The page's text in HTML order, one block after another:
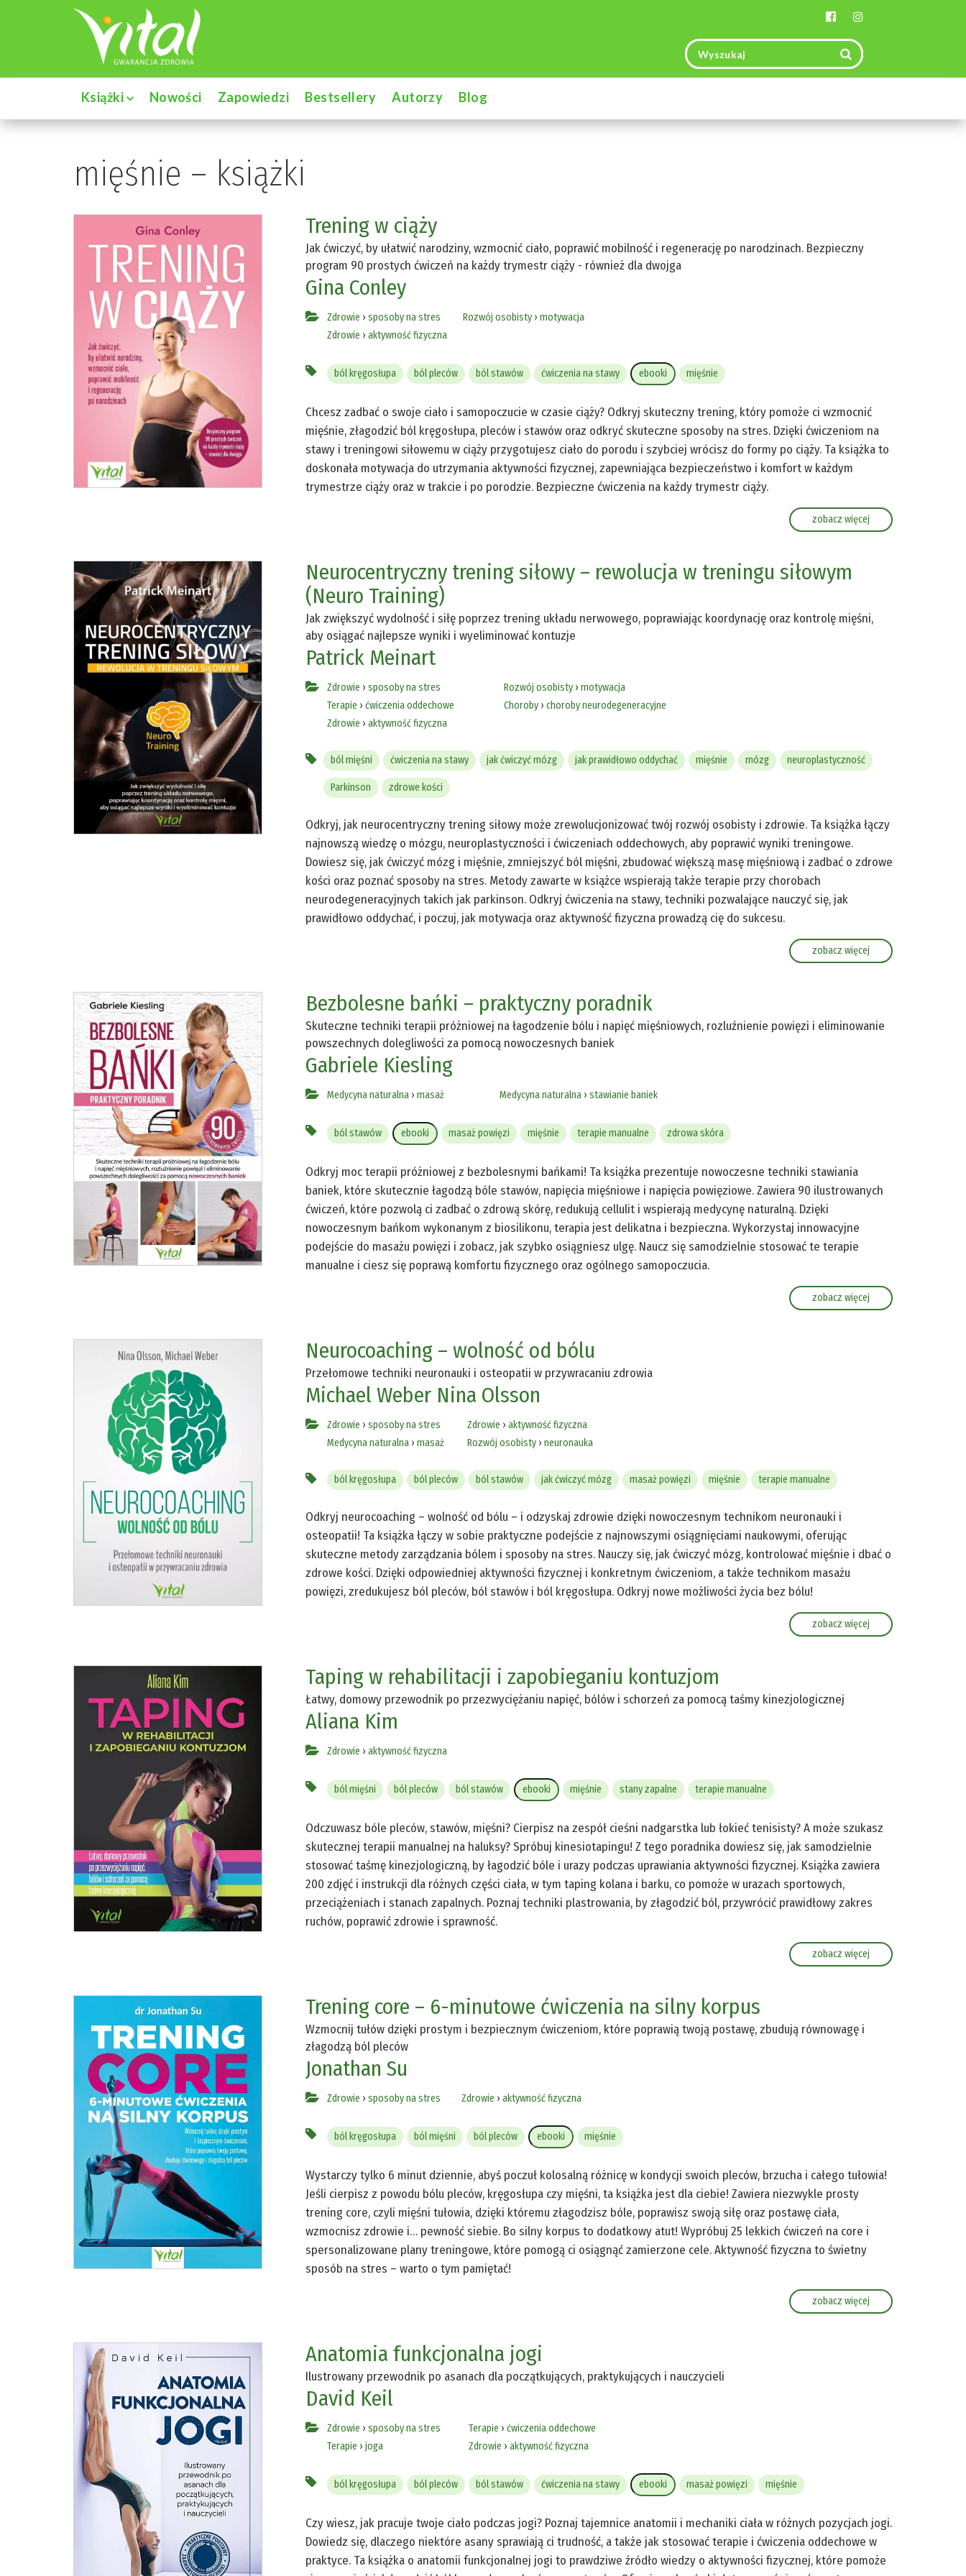
Książki Nowości Zapowiedzi Bestsellery Autorzy Blog
mięśnie – książki
Trening w ciąży
Jak ćwiczyć, by ułatwić narodziny, wzmocnić ciało, poprawić mobilność i regenerację po narodzinach. Bezpieczny
program 90 prostych ćwiczeń na każdy trymestr ciąży - również dla dwojga
Gina Conley
Zdrowie › sposoby na stres
Zdrowie › aktywność fizyczna
Rozwój osobisty› motywacja
ból kręgosłupa ból pleców ból stawów ćwiczenia na stawy ebooki mięśnie
Chcesz zadbać o swoje ciało i samopoczucie w czasie ciąży? Odkryj skuteczny trening, który pomoże ci wzmocnić
mięśnie, złagodzić ból kręgosłupa, pleców i stawów oraz odkryć skuteczne sposoby na stres. Dzięki ćwiczeniom na
stawy i treningowi siłowemu w ciąży przygotujesz ciało do porodu i szybciej wrócisz do formy po ciąży. Ta książka to
doskonała motywacja do utrzymania aktywności fizycznej, zapewniająca bezpieczeństwo i komfort w każdym
trymestrze ciąży oraz w trakcie i po porodzie. Bezpieczne ćwiczenia na każdy trymestr ciąży.
zobacz więcej
Neurocentryczny trening siłowy – rewolucja w treningu siłowym
(Neuro Training)
Jak zwiększyć wydolność i siłę poprzez trening układu nerwowego, poprawiając koordynację oraz kontrolę mięśni,
aby osiągać najlepsze wyniki i wyeliminować kontuzje
Patrick Meinart
Zdrowie › sposoby na stres
Terapie › ćwiczenia oddechowe
Zdrowie › aktywność fizyczna
Rozwój osobisty› motywacja
Choroby› choroby neurodegeneracyjne
ból mięśni ćwiczenia na stawy jak ćwiczyć mózg jak prawidłowo oddychać mięśnie mózg neuroplastyczność
Parkinson zdrowe kości
Odkryj, jak neurocentryczny trening siłowy może zrewolucjonizować twój rozwój osobisty i zdrowie. Ta książka łączy
najnowszą wiedzę o mózgu, neuroplastyczności i ćwiczeniach oddechowych, aby poprawić wyniki treningowe.
Dowiesz się, jak ćwiczyć mózg i mięśnie, zmniejszyć ból mięśni, zbudować większą masę mięśniową i zadbać o zdrowe
kości oraz poznać sposoby na stres. Metody zawarte w książce wspierają także terapie przy chorobach
neurodegeneracyjnych takich jak parkinson. Odkryj ćwiczenia na stawy, techniki pozwalające nauczyć się, jak
prawidłowo oddychać, i poczuj, jak motywacja oraz aktywność fizyczna prowadzą cię do sukcesu.
zobacz więcej
Bezbolesne bańki – praktyczny poradnik
Skuteczne techniki terapii próżniowej na łagodzenie bólu i napięć mięśniowych, rozluźnienie powięzi i eliminowanie
powszechnych dolegliwości za pomocą nowoczesnych baniek
Gabriele Kiesling
Medycyna naturalna› masaż Medycyna naturalna› stawianie baniek
ból stawów ebooki masaż powięzi mięśnie terapie manualne zdrowa skóra
Odkryj moc terapii próżniowej z bezbolesnymi bańkami! Ta książka prezentuje nowoczesne techniki stawiania
baniek, które skutecznie łagodzą bóle stawów, napięcia mięśniowe i napięcia powięziowe. Zawiera 90 ilustrowanych
ćwiczeń, które pozwolą ci zadbać o zdrową skórę, redukują cellulit i wspierają medycynę naturalną. Dzięki
nowoczesnym bańkom wykonanym z biosilikonu, terapia jest delikatna i bezpieczna. Wykorzystaj innowacyjne
podejście do masażu powięzi i zobacz, jak szybko osiągniesz ulgę. Naucz się samodzielnie stosować te terapie
manualne i ciesz się poprawą komfortu fizycznego oraz ogólnego samopoczucia.
zobacz więcej
Neurocoaching – wolność od bólu
Przełomowe techniki neuronauki i osteopatii w przywracaniu zdrowia
Michael Weber Nina Olsson
Zdrowie › sposoby na stres
Medycyna naturalna› masaż
Zdrowie › aktywność fizyczna
Rozwój osobisty› neuronauka
ból kręgosłupa ból pleców ból stawów jak ćwiczyć mózg masaż powięzi mięśnie terapie manualne
Odkryj neurocoaching – wolność od bólu – i odzyskaj zdrowie dzięki nowoczesnym technikom neuronauki i
osteopatii! Ta książka łączy w sobie praktyczne podejście z najnowszymi osiągnięciami naukowymi, oferując
skuteczne metody zarządzania bólem i sposoby na stres. Nauczy się, jak ćwiczyć mózg, kontrolować mięśnie i dbać o
zdrowe kości. Dzięki odpowiedniej aktywności fizycznej i konkretnym ćwiczeniom, a także technikom masażu
powięzi, zredukujesz ból pleców, ból stawów i ból kręgosłupa. Odkryj nowe możliwości życia bez bólu!
zobacz więcej
Taping w rehabilitacji i zapobieganiu kontuzjom
Łatwy, domowy przewodnik po przezwyciężaniu napięć, bólów i schorzeń za pomocą taśmy kinezjologicznej
Aliana Kim
Zdrowie › aktywność fizyczna
ból mięśni ból pleców ból stawów ebooki mięśnie stany zapalne terapie manualne
Odczuwasz bóle pleców, stawów, mięśni? Cierpisz na zespół cieśni nadgarstka lub łokieć tenisisty? A może szukasz
skutecznej terapii manualnej na haluksy? Spróbuj kinesiotapingu! Z tego poradnika dowiesz się, jak samodzielnie
stosować taśmę kinezjologiczną, by łagodzić bóle i urazy podczas uprawiania aktywności fizycznej. Książka zawiera
200 zdjęć i instrukcji dla różnych części ciała, w tym taping kolana i barku, co pomoże w urazach sportowych,
przeciążeniach i stanach zapalnych. Poznaj techniki plastrowania, by złagodzić ból, przywrócić prawidłowy zakres
ruchów, poprawić zdrowie i sprawność.
zobacz więcej
Trening core – 6-minutowe ćwiczenia na silny korpus
Wzmocnij tułów dzięki prostym i bezpiecznym ćwiczeniom, które poprawią twoją postawę, zbudują równowagę i
złagodzą ból pleców
Jonathan Su
Zdrowie › sposoby na stres Zdrowie › aktywność fizyczna
ból kręgosłupa ból mięśni ból pleców ebooki mięśnie
Wystarczy tylko 6 minut dziennie, abyś poczuł kolosalną różnicę w kondycji swoich pleców, brzucha i całego tułowia!
Jeśli cierpisz z powodu bólu pleców, kręgosłupa czy mięśni, ta książka jest dla ciebie! Zawiera niezwykle prosty
trening core, czyli mięśni tułowia, dzięki któremu złagodzisz bóle, poprawisz swoją siłę oraz postawę ciała,
wzmocnisz zdrowie i… pewność siebie. Bo silny korpus to dodatkowy atut! Wypróbuj 25 lekkich ćwiczeń na core i
spersonalizowane plany treningowe, które pomogą ci osiągnąć zamierzone cele. Aktywność fizyczna to świetny
sposób na stres – warto o tym pamiętać!
zobacz więcej
Anatomia funkcjonalna jogi
Ilustrowany przewodnik po asanach dla początkujących, praktykujących i nauczycieli
David Keil
Zdrowie › sposoby na stres
Terapie › joga
Terapie › ćwiczenia oddechowe
Zdrowie › aktywność fizyczna
ból kręgosłupa ból pleców ból stawów ćwiczenia na stawy ebooki masaż powięzi mięśnie
Czy wiesz, jak pracuje twoje ciało podczas jogi? Poznaj tajemnice anatomii i mechaniki ciała w różnych pozycjach jogi.
Dowiedz się, dlaczego niektóre asany sprawiają ci trudność, a także jak stosować terapie i ćwiczenia oddechowe w
praktyce. Ta książka o anatomii funkcjonalnej jogi to prawdziwe źródło wiedzy o aktywności fizycznej, które pomoże